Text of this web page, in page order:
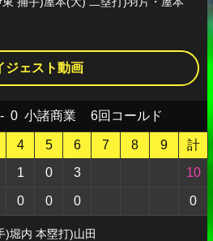
ジェスト動画
- 0 小諸商業 6回コールド
4 5 6 7 8 9
計
1 0 3 10
0 0 0 0
)堀内 本塁打)山田